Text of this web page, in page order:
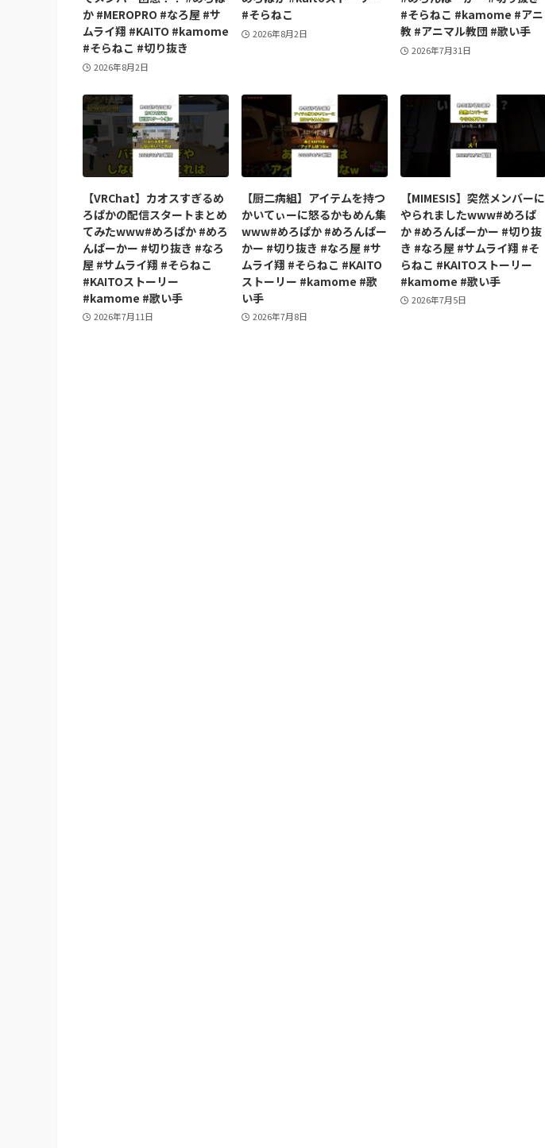
か #MEROPRO #なろ屋 #サ
ムライ翔 #KAITO #kamome
#そらねこ #切り抜き
2026年8月2日
#そらねこ
2026年8月2日
#そらねこ #kamome #アニ
教 #アニマル教団 #歌い手
2026年7月31日
【VRChat】カオスすぎるめ
ろぱかの配信スタートまとめ
てみたwww#めろぱか #めろ
んぱーかー #切り抜き #なろ
屋 #サムライ翔 #そらねこ
#KAITOストーリー
#kamome #歌い手
2026年7月11日
【厨二病組】アイテムを持つ
かいてぃーに怒るかもめん集
www#めろぱか #めろんぱー
かー #切り抜き #なろ屋 #サ
ムライ翔 #そらねこ #KAITO
ストーリー #kamome #歌
い手
2026年7月8日
【MIMESIS】突然メンバーに
やられましたwww#めろぱ
か #めろんぱーかー #切り抜
き #なろ屋 #サムライ翔 #そ
らねこ #KAITOストーリー
#kamome #歌い手
2026年7月5日